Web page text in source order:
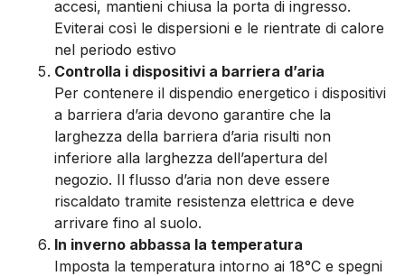
accesi, mantieni chiusa la porta di ingresso.
Eviterai così le dispersioni e le rientrate di calore
nel periodo estivo
Controlla i dispositivi a barriera d’aria
Per contenere il dispendio energetico i dispositivi
a barriera d’aria devono garantire che la
larghezza della barriera d’aria risulti non
inferiore alla larghezza dell’apertura del
negozio. Il flusso d’aria non deve essere
riscaldato tramite resistenza elettrica e deve
arrivare fino al suolo.
In inverno abbassa la temperatura
Imposta la temperatura intorno ai 18°C e spegni